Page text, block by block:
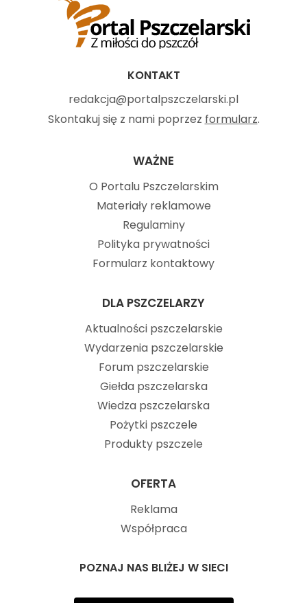
KONTAKT
redakcja@portalpszczelarski.pl
Skontakuj się z nami poprzez formularz.
WAŻNE
O Portalu Pszczelarskim
Materiały reklamowe
Regulaminy
Polityka prywatności
Formularz kontaktowy
DLA PSZCZELARZY
Aktualności pszczelarskie
Wydarzenia pszczelarskie
Forum pszczelarskie
Giełda pszczelarska
Wiedza pszczelarska
Pożytki pszczele
Produkty pszczele
OFERTA
Reklama
Współpraca
POZNAJ NAS BLIŻEJ W SIECI